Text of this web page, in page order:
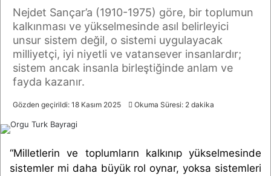
Nejdet Sançar’a (1910-1975) göre, bir toplumun
kalkınması ve yükselmesinde asıl belirleyici
unsur sistem değil, o sistemi uygulayacak
milliyetçi, iyi niyetli ve vatansever insanlardır;
sistem ancak insanla birleştiğinde anlam ve
fayda kazanır.
Gözden geçirildi: 18 Kasım 2025 Okuma Süresi: 2 dakika
“Milletlerin ve toplumların kalkınıp yükselmesinde
sistemler mi daha büyük rol oynar, yoksa sistemleri